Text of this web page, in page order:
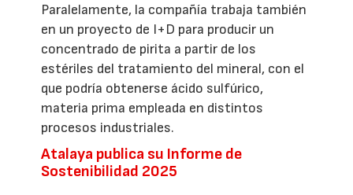
Paralelamente, la compañía trabaja también
en un proyecto de I+D para producir un
concentrado de pirita a partir de los
estériles del tratamiento del mineral, con el
que podría obtenerse ácido sulfúrico,
materia prima empleada en distintos
procesos industriales.
Atalaya publica su Informe de
Sostenibilidad 2025